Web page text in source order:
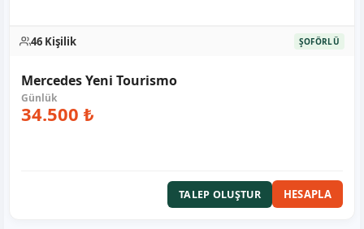
46 Kişilik ŞOFÖRLÜ
Mercedes Yeni Tourismo
34.500 ₺
TALEP OLUŞTUR HESAPLA